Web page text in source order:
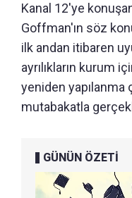
Kanal 12'ye
Goffman'ın söz
ilk andan itibaren
ayrılıkların kurum
yeniden yapılanma
mutabakatla
GÜNÜN ÖZETİ